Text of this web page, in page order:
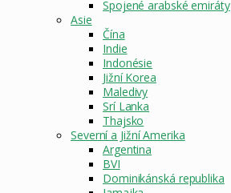
Spojené arabské emiráty
Asie
Čína
Indie
Indonésie
Jižní Korea
Maledivy
Srí Lanka
Thajsko
Severní a Jižní Amerika
Argentina
BVI
Dominikánská republika